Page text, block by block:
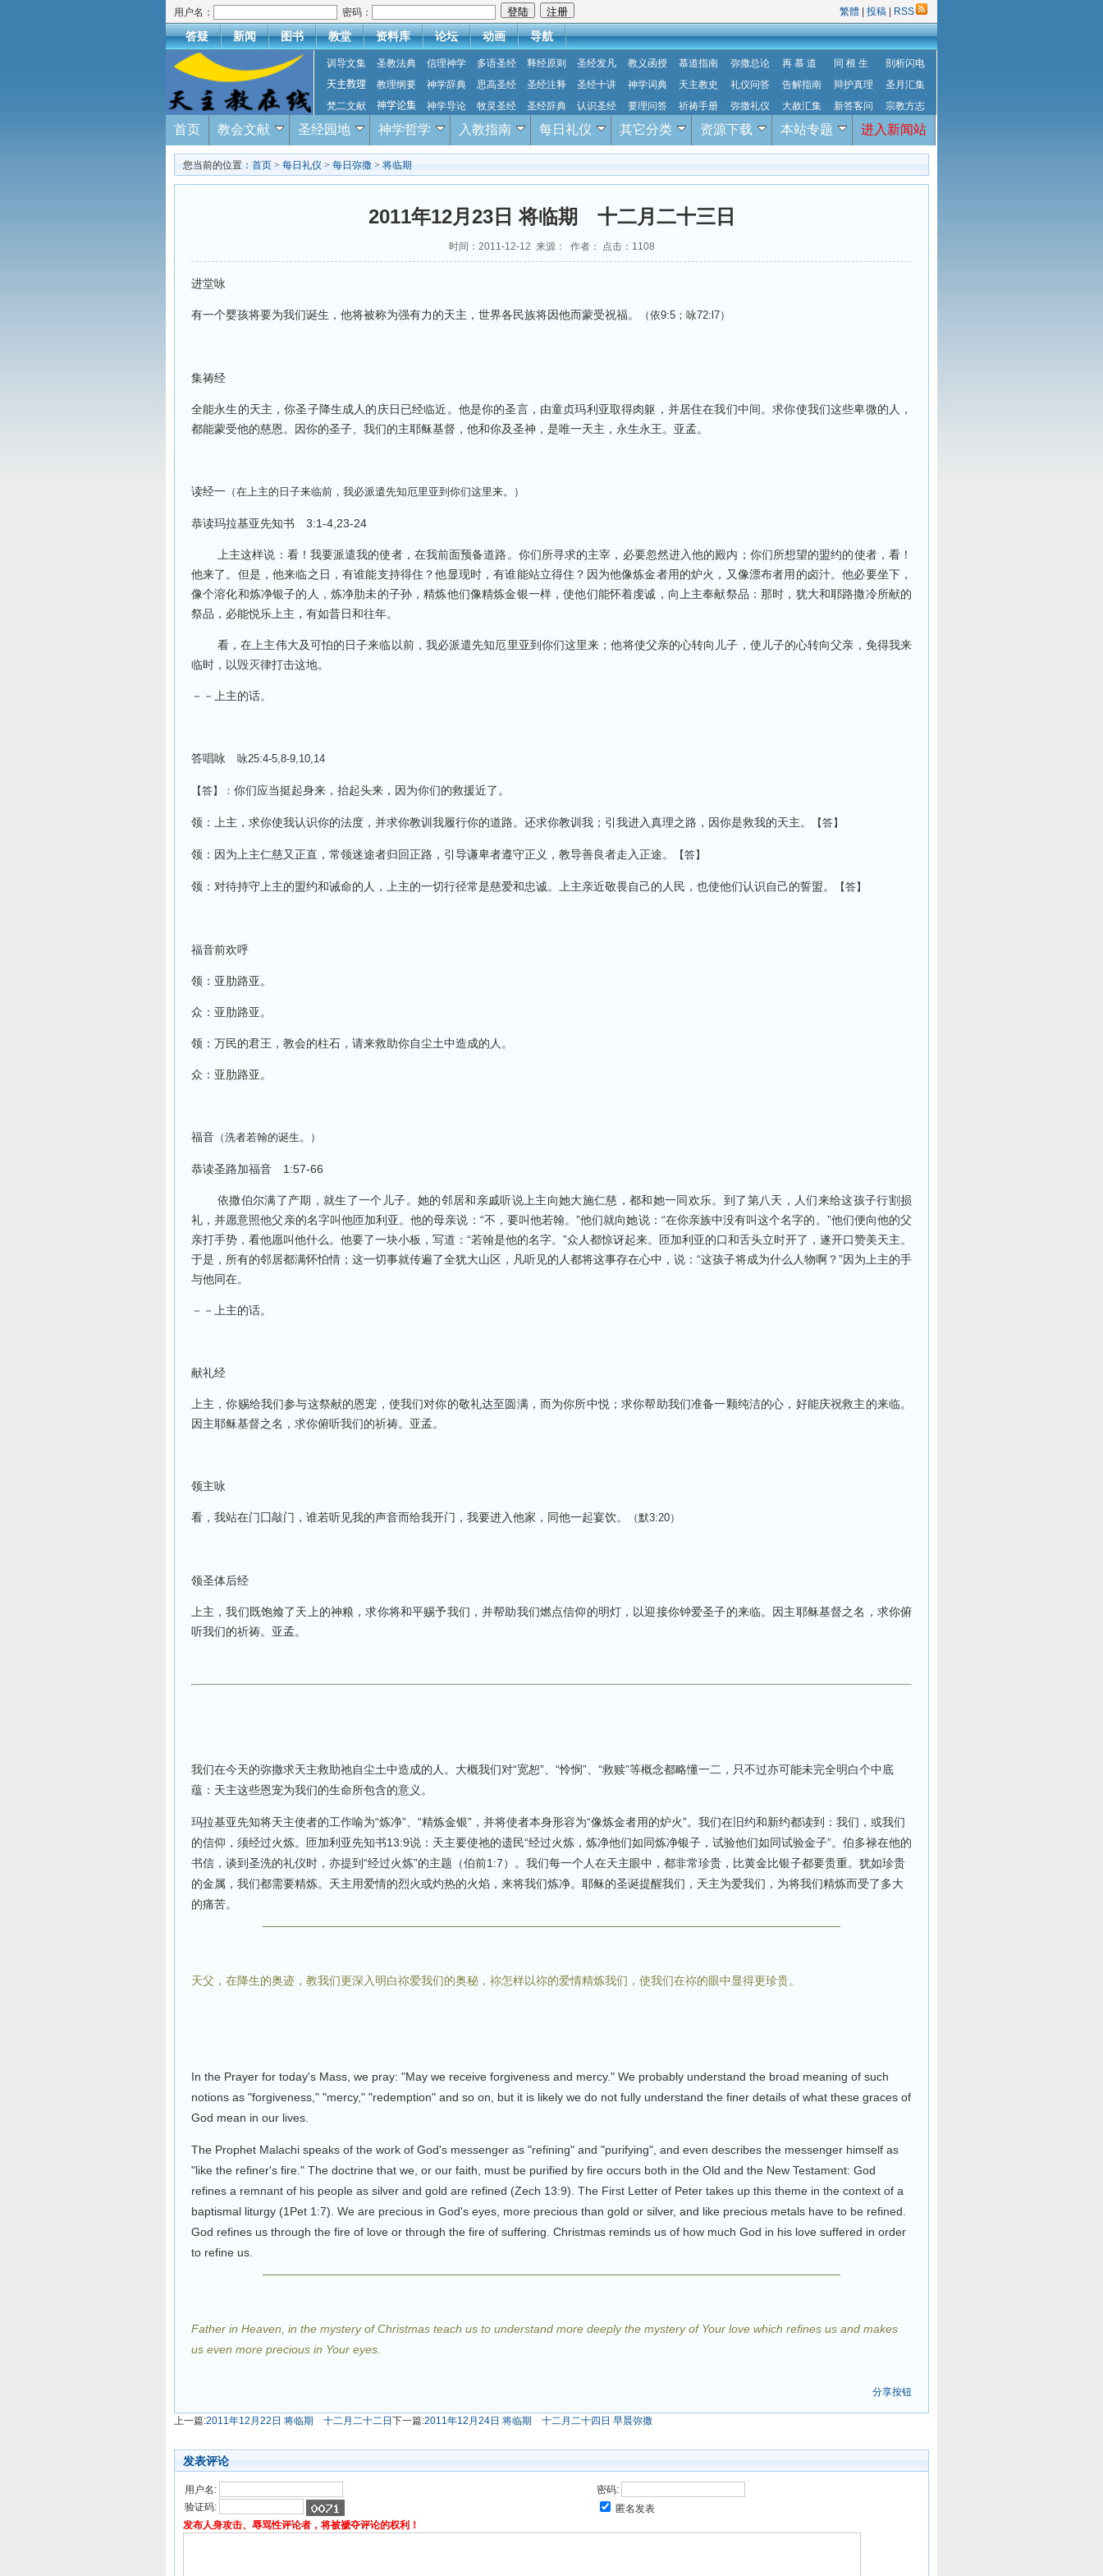
用户名： 密码： 繁體 投稿 RSS
答疑 新闻 图书 教堂 资料库 论坛 动画 导航
训导文集 圣教法典 信理神学 多语圣经 释经原则 圣经发凡 教义函授 慕道指南 弥撒总论 再 慕 道 同 根 生
剖析闪电
天主教理
教理纲要 神学辞典 思高圣经 圣经注释 圣经十讲 神学词典 天主教史 礼仪问答 告解指南 辩护真理
圣月汇集
梵二文献
神学论集 神学导论 牧灵圣经 圣经辞典 认识圣经 要理问答 祈祷手册 弥撒礼仪 大赦汇集 新答客问 宗教方志
首页 教会文献 圣经园地 神学哲学 入教指南 每日礼仪 其它分类 资源下载 本站专题 进入新闻站
您当前的位置： 首页 > 每日礼仪 > 每日弥撒 > 将临期
2011年12月23日 将临期 十二月二十三日
时间：2011-12-12 来源： 作者： 点击： 1108
进堂咏
有一个婴孩将要为我们诞生，他将被称为强有力的天主，世界各民族将因他而蒙受祝福。 （依9:5 ；咏72:l7）
集祷经
全能永生的天主，你圣子降生成人的庆日已经临近。他是你的圣言，由童贞玛利亚取得肉躯，并居住在我们中间。求你使我们这些卑微的人，
都能蒙受他的慈恩。因你的圣子、我们的主耶稣基督，他和你及圣神，是唯一天主，永生永王。亚孟。
读经一 （在上主的日子来临前，我必派遣先知厄里亚到你们这里来。）
恭读玛拉基亚先知书 3:1-4,23-24
上主这样说：看！我要派遣我的使者，在我前面预备道路。你们所寻求的主宰，必要忽然进入他的殿内；你们所想望的盟约的使者，看！
他来了。但是，他来临之日，有谁能支持得住？他显现时，有谁能站立得住？因为他像炼金者用的炉火，又像漂布者用的卤汁。他必要坐下，
像个溶化和炼净银子的人，炼净肋未的子孙，精炼他们像精炼金银一样，使他们能怀着虔诚，向上主奉献祭品：那时，犹大和耶路撒冷所献的
祭品，必能悦乐上主，有如昔日和往年。
看，在上主伟大及可怕的日子来临以前，我必派遣先知厄里亚到你们这里来；他将使父亲的心转向儿子，使儿子的心转向父亲，免得我来
临时，以毁灭律打击这地。
－－上主的话。
答唱咏 咏25:4-5,8-9,10,14
【答】： 你们应当挺起身来，抬起头来，因为你们的救援近了。
领：上主，求你使我认识你的法度，并求你教训我履行你的道路。还求你教训我；引我进入真理之路，因你是救我的天主。 【答】
领：因为上主仁慈又正直，常领迷途者归回正路，引导谦卑者遵守正义，教导善良者走入正途。 【答】
领：对待持守上主的盟约和诫命的人，上主的一切行径常是慈爱和忠诚。上主亲近敬畏自己的人民，也使他们认识自己的誓盟。 【答】
福音前欢呼
领：亚肋路亚。
众：亚肋路亚。
领：万民的君王，教会的柱石，请来救助你自尘土中造成的人。
众：亚肋路亚。
福音 （洗者若翰的诞生。）
恭读圣路加福音 1:57-66
依撒伯尔满了产期，就生了一个儿子。她的邻居和亲戚听说上主向她大施仁慈，都和她一同欢乐。到了第八天，人们来给这孩子行割损
礼，并愿意照他父亲的名字叫他匝加利亚。他的母亲说：“不，要叫他若翰。”他们就向她说：“在你亲族中没有叫这个名字的。”他们便向他的父
亲打手势，看他愿叫他什么。他要了一块小板，写道：“若翰是他的名字。”众人都惊讶起来。匝加利亚的口和舌头立时开了，遂开口赞美天主。
于是，所有的邻居都满怀怕情；这一切事就传遍了全犹大山区，凡听见的人都将这事存在心中，说：“这孩子将成为什么人物啊？”因为上主的手
与他同在。
－－上主的话。
献礼经
上主，你赐给我们参与这祭献的恩宠，使我们对你的敬礼达至圆满，而为你所中悦；求你帮助我们准备一颗纯洁的心，好能庆祝救主的来临。
因主耶稣基督之名，求你俯听我们的祈祷。亚孟。
领主咏
看，我站在门囗敲门，谁若听见我的声音而给我开门，我要进入他家，同他一起宴饮。 （默3:20）
领圣体后经
上主，我们既饱飨了天上的神粮，求你将和平赐予我们，并帮助我们燃点信仰的明灯，以迎接你钟爱圣子的来临。因主耶稣基督之名，求你俯
听我们的祈祷。亚孟。
我们在今天的弥撒求天主救助祂自尘土中造成的人。大概我们对“宽恕”、“怜悯”、“救赎”等概念都略懂一二，只不过亦可能未完全明白个中底
蕴：天主这些恩宠为我们的生命所包含的意义。
玛拉基亚先知将天主使者的工作喻为“炼净”、“精炼金银”，并将使者本身形容为“像炼金者用的炉火”。我们在旧约和新约都读到：我们，或我们
的信仰，须经过火炼。匝加利亚先知书13:9说：天主要使祂的遗民“经过火炼，炼净他们如同炼净银子，试验他们如同试验金子”。伯多禄在他的
书信，谈到圣洗的礼仪时，亦提到“经过火炼”的主题（伯前1:7）。我们每一个人在天主眼中，都非常珍贵，比黄金比银子都要贵重。犹如珍贵
的金属，我们都需要精炼。天主用爱情的烈火或灼热的火焰，来将我们炼净。耶稣的圣诞提醒我们，天主为爱我们，为将我们精炼而受了多大
的痛苦。
天父，在降生的奥迹，教我们更深入明白祢爱我们的奥秘，祢怎样以祢的爱情精炼我们，使我们在祢的眼中显得更珍贵。
In the Prayer for today's Mass, we pray: "May we receive forgiveness and mercy." We probably understand the broad meaning of such
notions as "forgiveness," "mercy," "redemption" and so on, but it is likely we do not fully understand the finer details of what these graces of
God mean in our lives.
The Prophet Malachi speaks of the work of God's messenger as "refining" and "purifying", and even describes the messenger himself as
"like the refiner's fire." The doctrine that we, or our faith, must be purified by fire occurs both in the Old and the New Testament: God
refines a remnant of his people as silver and gold are refined (Zech 13:9). The First Letter of Peter takes up this theme in the context of a
baptismal liturgy (1Pet 1:7). We are precious in God's eyes, more precious than gold or silver, and like precious metals have to be refined.
God refines us through the fire of love or through the fire of suffering. Christmas reminds us of how much God in his love suffered in order
to refine us.
Father in Heaven, in the mystery of Christmas teach us to understand more deeply the mystery of Your love which refines us and makes
us even more precious in Your eyes.
分享按钮
上一篇:2011年12月22日 将临期 十二月二十二日 下一篇:2011年12月24日 将临期 十二月二十四日 早晨弥撒
发表评论
用户名:
密码:
验证码:
匿名发表
发布人身攻击、辱骂性评论者，将被褫夺评论的权利！